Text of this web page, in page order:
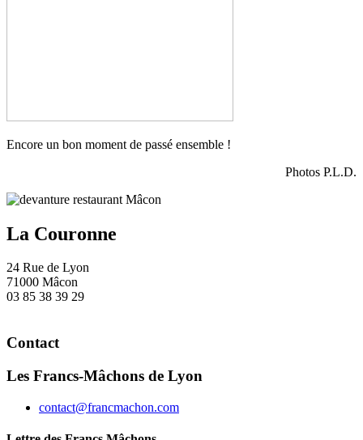
Encore un bon moment de passé ensemble !
Photos P.L.D.
La Couronne
24 Rue de Lyon
71000 Mâcon
03 85 38 39 29
Contact
Les Francs-Mâchons de Lyon
contact@francmachon.com